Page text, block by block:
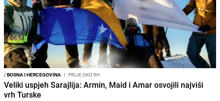
/BOSNA I HERCEGOVINA I PRIJE OKO 9H
Veliki uspjeh Sarajlija: Armin, Maid i Amar osvojili najviši
vrh Turske